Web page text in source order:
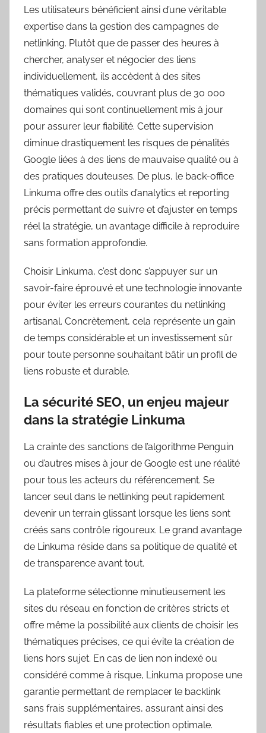
Les utilisateurs bénéficient ainsi d’une véritable
expertise dans la gestion des campagnes de
netlinking. Plutôt que de passer des heures à
chercher, analyser et négocier des liens
individuellement, ils accèdent à des sites
thématiques validés, couvrant plus de 30 000
domaines qui sont continuellement mis à jour
pour assurer leur fiabilité. Cette supervision
diminue drastiquement les risques de pénalités
Google liées à des liens de mauvaise qualité ou à
des pratiques douteuses. De plus, le back-office
Linkuma offre des outils d’analytics et reporting
précis permettant de suivre et d’ajuster en temps
réel la stratégie, un avantage difficile à reproduire
sans formation approfondie.
Choisir Linkuma, c’est donc s’appuyer sur un
savoir-faire éprouvé et une technologie innovante
pour éviter les erreurs courantes du netlinking
artisanal. Concrètement, cela représente un gain
de temps considérable et un investissement sûr
pour toute personne souhaitant bâtir un profil de
liens robuste et durable.
La sécurité SEO, un enjeu majeur
dans la stratégie Linkuma
La crainte des sanctions de l’algorithme Penguin
ou d’autres mises à jour de Google est une réalité
pour tous les acteurs du référencement. Se
lancer seul dans le netlinking peut rapidement
devenir un terrain glissant lorsque les liens sont
créés sans contrôle rigoureux. Le grand avantage
de Linkuma réside dans sa politique de qualité et
de transparence avant tout.
La plateforme sélectionne minutieusement les
sites du réseau en fonction de critères stricts et
offre même la possibilité aux clients de choisir les
thématiques précises, ce qui évite la création de
liens hors sujet. En cas de lien non indexé ou
considéré comme à risque, Linkuma propose une
garantie permettant de remplacer le backlink
sans frais supplémentaires, assurant ainsi des
résultats fiables et une protection optimale.